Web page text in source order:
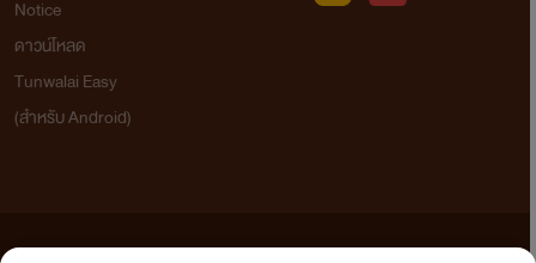
Notice
ดาวน์โหลด
Tunwalai Easy
(สำหรับ Android)